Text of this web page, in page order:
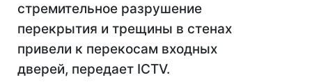
стремительное разрушение
перекрытия и трещины в стенах
привели к перекосам входных
дверей, передает ICTV.